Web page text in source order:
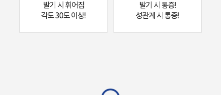
발기 시 휘어짐
각도 30도 이상!
발기 시 통증!
성관계 시 통증!